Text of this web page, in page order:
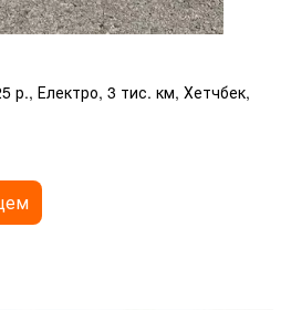
р., Електро, 3 тис. км, Хетчбек,